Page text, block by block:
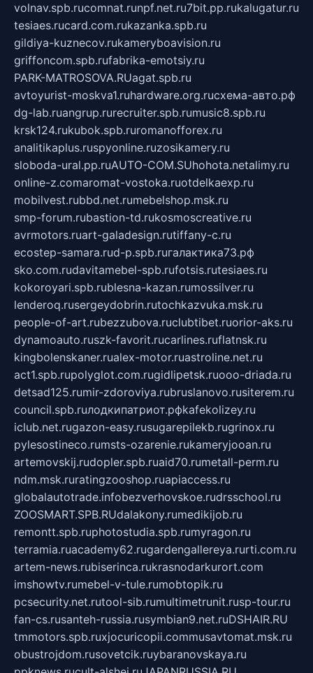
volnav.spb.rucomnat.runpf.net.ru7bit.pp.rukalugatur.ru
tesiaes.rucard.com.rukazanka.spb.ru
gildiya-kuznecov.rukameryboavision.ru
griffoncom.spb.rufabrika-emotsiy.ru
PARK-MATROSOVA.RUagat.spb.ru
avtoyurist-moskva1.ruhardware.org.ruсхема-авто.рф
dg-lab.ruangrup.rurecruiter.spb.rumusic8.spb.ru
krsk124.rukubok.spb.ruromanofforex.ru
analitikaplus.ruspyonline.ruzosikamery.ru
sloboda-ural.pp.ruAUTO-COM.SUhohota.netalimy.ru
online-z.comaromat-vostoka.ruotdelkaexp.ru
mobilvest.rubbd.net.rumebelshop.msk.ru
smp-forum.rubastion-td.rukosmoscreative.ru
avrmotors.ruart-galadesign.rutiffany-c.ru
ecostep-samara.rud-p.spb.ruгалактика73.рф
sko.com.rudavitamebel-spb.rufotsis.rutesiaes.ru
kokoroyari.spb.rublesna-kazan.rumossilver.ru
lenderoq.rusergeydobrin.rutochkazvuka.msk.ru
people-of-art.rubezzubova.ruclubtibet.ruorior-aks.ru
dynamoauto.ruszk-favorit.rucarlines.ruflatnsk.ru
kingbolenskaner.rualex-motor.ruastroline.net.ru
act1.spb.rupolyglot.com.rugidlipetsk.ruooo-driada.ru
detsad125.rumir-zdoroviya.rubruslanovo.rusiterem.ru
council.spb.ruлодкипатриот.рфkafekolizey.ru
iclub.net.rugazon-easy.rusugarepilekb.rugrinox.ru
pylesostineco.rumsts-ozarenie.rukameryjooan.ru
artemovskij.rudopler.spb.ruaid70.rumetall-perm.ru
ndm.msk.ruratingzooshop.ruapiaccess.ru
globalautotrade.infobezverhovskoe.rudrsschool.ru
ZOOSMART.SPB.RUdalakony.rumedikijob.ru
remontt.spb.ruphotostudia.spb.rumyragon.ru
terramia.ruacademy62.rugardengallereya.rurti.com.ru
artem-news.rubiserinca.rukrasnodarkurort.com
imshowtv.rumebel-v-tule.rumobtopik.ru
pcsecurity.net.rutool-sib.rumultimetrunit.rusp-tour.ru
fan-cs.rusanteh-russia.rusymbian9.net.ruDSHAIR.RU
tmmotors.spb.ruxjocuricopii.commusavtomat.msk.ru
obustrojdom.rusovetcik.ruybaranovskaya.ru